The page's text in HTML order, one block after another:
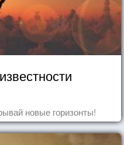
новые горизонты!